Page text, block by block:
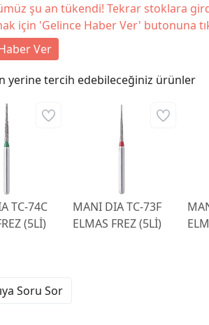
şu an tükendi! Tekrar stoklara
için 'Gelince Haber Ver' butonuna
Ver
yerine tercih edebileceğiniz ürünler
TC-74C
(5Lİ)
MANI DIA TC-73F
ELMAS FREZ (5Lİ)
Soru Sor